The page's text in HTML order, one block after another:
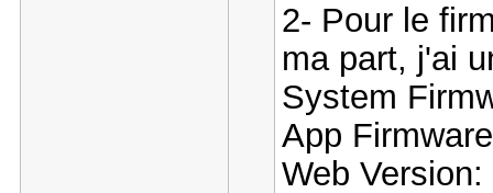
2- Pour le
ma part, j'ai
System
App
Web